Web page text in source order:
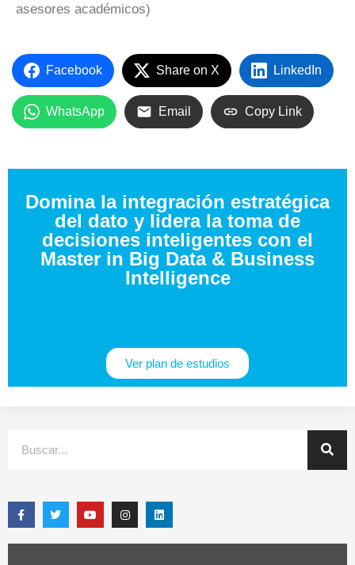
asesores académicos)
Facebook Share on X LinkedIn
WhatsApp Email Copy Link
Domina la integración estratégica
del dato y lidera la toma de
decisiones inteligentes con el
Master in Big Data & Business
Intelligence
Ver plan de estudios